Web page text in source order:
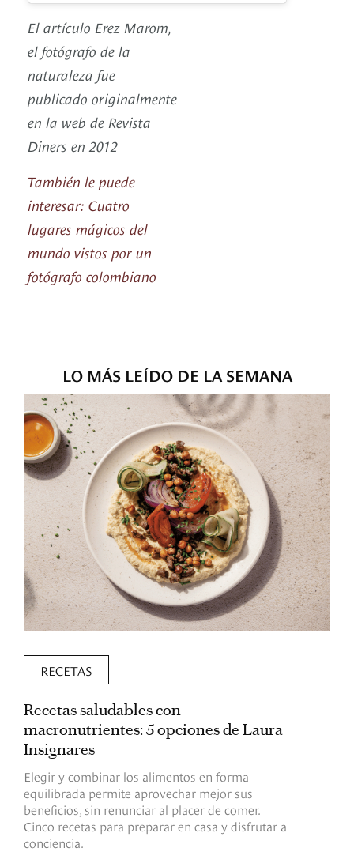
El artículo Erez Marom,
el fotógrafo de la
naturaleza fue
publicado originalmente
en la web de Revista
Diners en 2012
También le puede
interesar: Cuatro
lugares mágicos del
mundo vistos por un
fotógrafo colombiano
LO MÁS LEÍDO DE LA SEMANA
RECETAS
Recetas saludables con
macronutrientes: 5 opciones de Laura
Insignares
Elegir y combinar los alimentos en forma
equilibrada permite aprovechar mejor sus
beneficios, sin renunciar al placer de comer.
Cinco recetas para preparar en casa y disfrutar a
conciencia.